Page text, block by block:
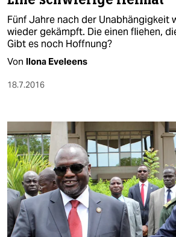
Fünf Jahre nach der Unabhängigkeit
wieder gekämpft. Die einen fliehen,
Gibt es noch Hoffnung?
Von Ilona Eveleens
18.7.2016